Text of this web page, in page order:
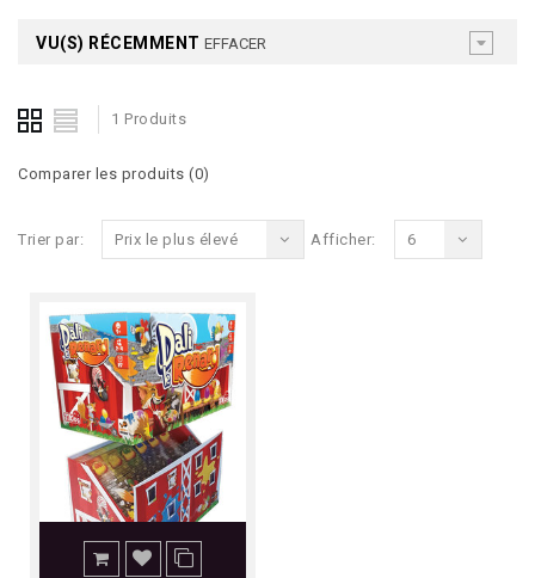
VU(S) RÉCEMMENT EFFACER
1 Produits
Comparer les produits (0)
Trier par: Prix le plus élevé Afficher: 6